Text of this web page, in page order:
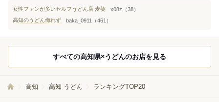
女性ファンが多いセルフうどん店 麦笑
x08z（38）
高知のうどん侮れず
baka_0911（461）
すべての高知県×うどんのお店を見る
高知 高知 うどん ランキングTOP20